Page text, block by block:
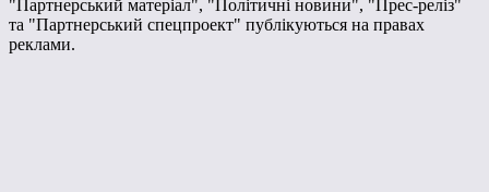
"Партнерський матеріал", "Політичні новини", "Прес-реліз"
та "Партнерський спецпроект" публікуються на правах
реклами.